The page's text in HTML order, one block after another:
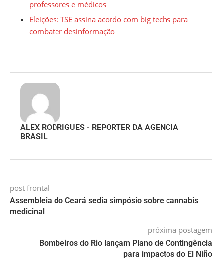
professores e médicos
Eleições: TSE assina acordo com big techs para
combater desinformação
ALEX RODRIGUES - REPORTER DA AGENCIA
BRASIL
post frontal
Assembleia do Ceará sedia simpósio sobre cannabis
medicinal
próxima postagem
Bombeiros do Rio lançam Plano de Contingência
para impactos do El Niño